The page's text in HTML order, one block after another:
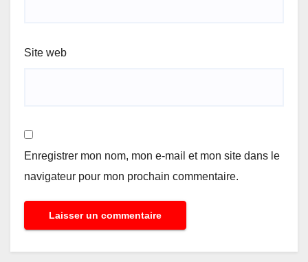
Site web
Enregistrer mon nom, mon e-mail et mon site dans le
navigateur pour mon prochain commentaire.